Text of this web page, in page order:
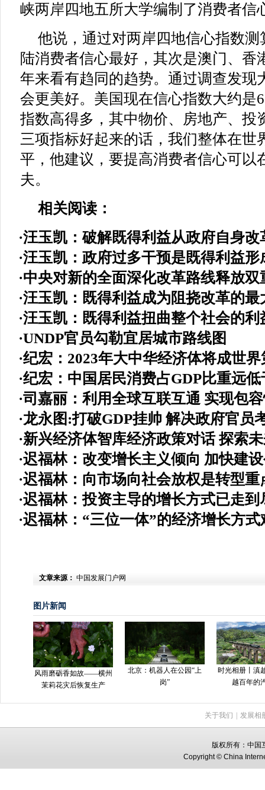
峡两岸四地五所大学编制了消费者信
他说，通过对两岸四地信心指数
陆消费者信心最好，其次是澳门、香
年来看有趋同的趋势。通过调查发现
会更美好。美国现在信心指数大约是
指数高得多，其中物价、房地产、投
三项指标好起来的话，我们整体在世
平，他建议，要提高消费者信心可以
夫。
相关阅读：
·汪玉凯：破解既得利益从政府自身改
·汪玉凯：政府过多干预是既得利益形
·中央对新的全面深化改革路线释放双
·汪玉凯：既得利益成为阻挠改革的最
·汪玉凯：既得利益扭曲整个社会的利
·UNDP官员勾勒宜居城市路线图
·纪宏：2023年大中华经济体将成世
·纪宏：中国居民消费占GDP比重远
·司嘉丽：利用全球互联互通 实现包
·龙永图:打破GDP挂帅 解决政府官员
·新兴经济体智库经济政策对话 探索
·迟福林：改变增长主义倾向 加快建
·迟福林：向市场向社会放权是转型重
·迟福林：投资主导的增长方式已走到
·迟福林：“三位一体”的经济增长方式
文章来源： 中国发展门户网